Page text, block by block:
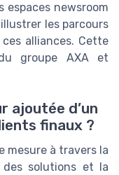
espaces newsroom
les parcours
alliances. Cette
groupe AXA et
ajoutée d’un
finaux ?
mesure à travers la
solutions et la